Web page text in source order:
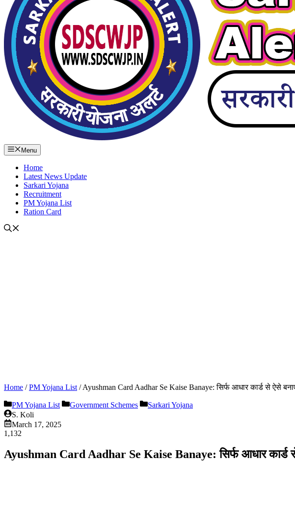
Menu
Home
Latest News Update
Sarkari Yojana
Recruitment
PM Yojana List
Ration Card
Home /PM Yojana List /Ayushman Card Aadhar Se Kaise Banaye: सिर्फ आधार कार्ड से ऐसे
PM Yojana List Government Schemes
Sarkari Yojana
S. Koli
March 17, 2025
1,132
Ayushman Card Aadhar Se Kaise Banaye: सिर्फ आधार कार्ड